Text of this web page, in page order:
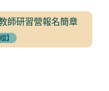
師研習營報名簡章
】